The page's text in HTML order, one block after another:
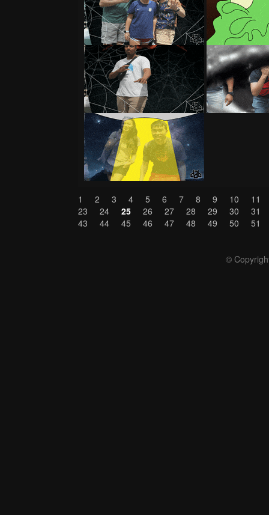
1 2 3 4 5 6 7 8 9 10
11
23
24 25 26 27 28 29 30
31
43
44 45 46 47 48 49 50 51
©